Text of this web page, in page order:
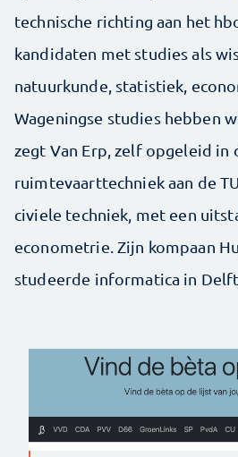
technische richting aan het
kandidaten met studies als
natuurkunde, statistiek,
Wageningse studies hebben
zegt Van Erp, zelf opgeleid in
ruimtevaarttechniek aan de
civiele techniek, met een
econometrie. Zijn kompaan
studeerde informatica in Delft.